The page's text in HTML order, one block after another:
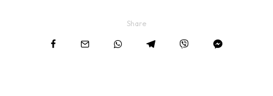
Share